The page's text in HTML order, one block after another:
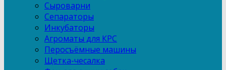
Сыроварни
Сепараторы
Инкубаторы
Агроматы для КРС
Перосъёмные машины
Щетка-чесалка